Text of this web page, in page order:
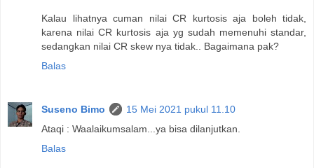
Kalau lihatnya cuman nilai CR kurtosis aja boleh tidak,
karena nilai CR kurtosis aja yg sudah memenuhi standar,
sedangkan nilai CR skew nya tidak.. Bagaimana pak?
Balas
Suseno Bimo
15 Mei 2021 pukul 11.10
Ataqi : Waalaikumsalam...ya bisa dilanjutkan.
Balas